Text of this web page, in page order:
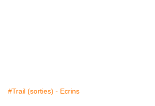
#Trail (sorties) - Ecrins